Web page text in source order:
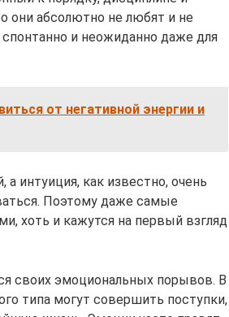
они абсолютно не любят и не
и неожиданно даже для
от негативной энергии и
интуиция, как известно, очень
Поэтому даже самые
хоть и кажутся на первый взгляд
своих эмоциональных порывов. В
типа могут совершить поступки,